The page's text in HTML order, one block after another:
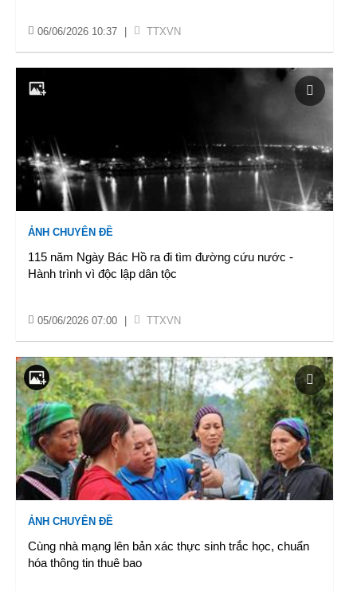
06/06/2026 10:37 TTXVN
ẢNH CHUYÊN ĐỀ
115 năm Ngày Bác Hồ ra đi tìm đường cứu nước -
Hành trình vì độc lập dân tộc
05/06/2026 07:00 TTXVN
ẢNH CHUYÊN ĐỀ
Cùng nhà mạng lên bản xác thực sinh trắc học, chuẩn
hóa thông tin thuê bao